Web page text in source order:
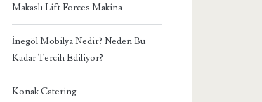
Makaslı Lift Forces Makina
İnegöl Mobilya Nedir? Neden Bu
Kadar Tercih Ediliyor?
Konak Catering